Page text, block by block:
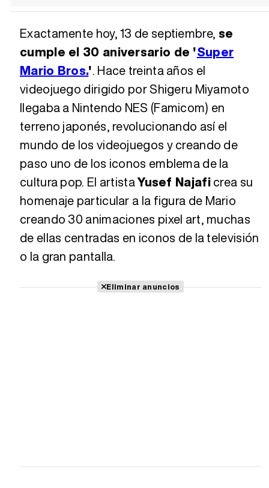
Exactamente hoy, 13 de septiembre, se
cumple el 30 aniversario de 'Super
Mario Bros.'. Hace treinta años el
videojuego dirigido por Shigeru Miyamoto
llegaba a Nintendo NES (Famicom) en
terreno japonés, revolucionando así el
mundo de los videojuegos y creando de
paso uno de los iconos emblema de la
cultura pop. El artistaYusef Najaficrea su
homenaje particular a la figura de Mario
creando 30 animaciones pixel art, muchas
de ellas centradas en iconos de la televisión
o la gran pantalla.
Eliminar anuncios